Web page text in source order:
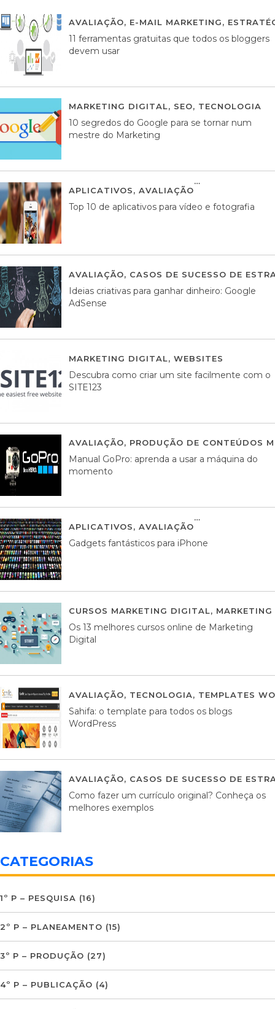
AVALIAÇÃO, E-MAIL MARKETING,
11 ferramentas gratuitas que todos os bloggers
devem usar
MARKETING DIGITAL, SEO, TECNOLOGIA
10 segredos do Google para se tornar num
mestre do Marketing
APLICATIVOS, AVALIAÇÃO
Top 10 de aplicativos para vídeo e fotografia
AVALIAÇÃO, CASOS DE SUCESSO DE
Ideias criativas para ganhar dinheiro: Google
AdSense
MARKETING DIGITAL, WEBSITES
Descubra como criar um site facilmente com o
SITE123
AVALIAÇÃO, PRODUÇÃO DE CONTEÚDOS
Manual GoPro: aprenda a usar a máquina do
momento
APLICATIVOS, AVALIAÇÃO
Gadgets fantásticos para iPhone
CURSOS MARKETING DIGITAL,
Os 13 melhores cursos online de Marketing
Digital
AVALIAÇÃO, TECNOLOGIA, TEMPLATES
Sahifa: o template para todos os blogs
WordPress
AVALIAÇÃO, CASOS DE SUCESSO DE
Como fazer um currículo original? Conheça os
melhores exemplos
CATEGORIAS
1º P – PESQUISA (16)
2º P – PLANEAMENTO (15)
3º P – PRODUÇÃO (27)
4º P – PUBLICAÇÃO (4)